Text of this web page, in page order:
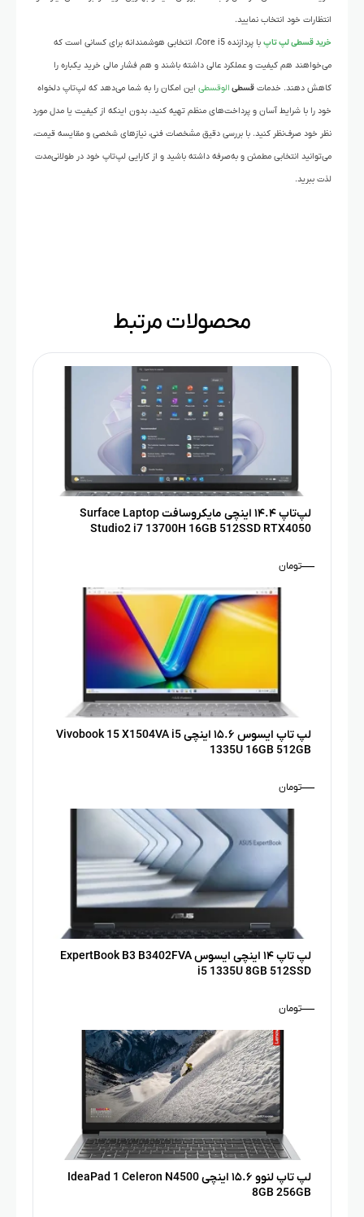
انتظارات خود انتخاب نمایید.
خرید قسطی لپ تاپ با پردازنده Core i5، انتخابی هوشمندانه برای کسانی است که
می‌خواهند هم کیفیت و عملکرد عالی داشته باشند و هم فشار مالی خرید یکباره را
کاهش دهند. خدمات قسطی الوقسطی این امکان را به شما می‌دهد که لپ‌تاپ دلخواه
خود را با شرایط آسان و پرداخت‌های منظم تهیه کنید، بدون اینکه از کیفیت یا مدل مورد
نظر خود صرف‌نظر کنید. با بررسی دقیق مشخصات فنی، نیازهای شخصی و مقایسه قیمت،
می‌توانید انتخابی مطمئن و به‌صرفه داشته باشید و از کارایی لپ‌تاپ خود در طولانی‌مدت
لذت ببرید.
محصولات مرتبط
لپ‌تاپ ۱۴.۴ اینچی مایکروسافت Surface Laptop
Studio2 i7 13700H 16GB 512SSD RTX4050
—تومان
لپ تاپ ایسوس ۱۵.۶ اینچی Vivobook 15 X1504VA i5
1335U 16GB 512GB
—تومان
لپ تاپ ۱۴ اینچی ایسوس ExpertBook B3 B3402FVA
i5 1335U 8GB 512SSD
—تومان
لپ تاپ لنوو ۱۵.۶ اینچی IdeaPad 1 Celeron N4500
8GB 256GB